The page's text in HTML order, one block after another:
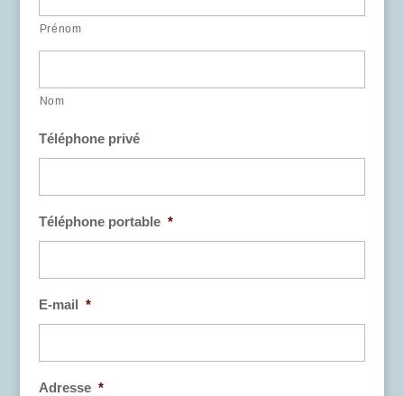
Prénom
Nom
Téléphone privé
Téléphone portable *
E-mail *
Adresse *